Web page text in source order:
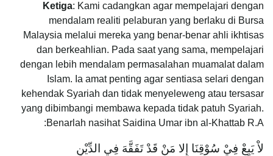
Ketiga: Kami cadangkan agar mempelajari dengan
mendalam realiti pelaburan yang berlaku di Bursa
Malaysia melalui mereka yang benar-benar ahli ikhtisas
dan berkeahlian. Pada saat yang sama, mempelajari
dengan lebih mendalam permasalahan muamalat dalam
Islam. Ia amat penting agar sentiasa selari dengan
kehendak Syariah dan tidak menyeleweng atau tersasar
yang dibimbangi membawa kepada tidak patuh Syariah.
Benarlah nasihat Saidina Umar ibn al-Khattab R.A:
لاْ يَبِعْ فِيْ سُوْقِنَا إِلا مَنْ قَدْ تَفَقَّهَ فِي الدِّيْنِ